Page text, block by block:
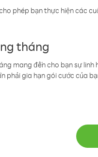
phép bạn thực hiện các
tháng
mang đến cho bạn sự
phải gia hạn gói cước của